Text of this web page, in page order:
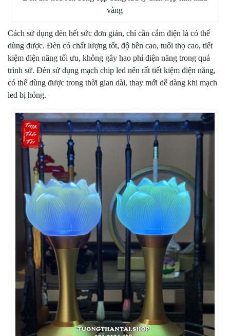
vàng
Cách sử dụng đèn hết sức đơn giản, chỉ cần cắm điện là có thể
dùng được. Đèn có chất lượng tốt, độ bền cao, tuổi thọ cao, tiết
kiệm điện năng tối ưu, không gây hao phí điện năng trong quá
trình sử. Đèn sử dụng mạch chip led nên rất tiết kiệm điện năng,
có thể dùng được trong thời gian dài, thay mới dễ dàng khi mạch
led bị hỏng.